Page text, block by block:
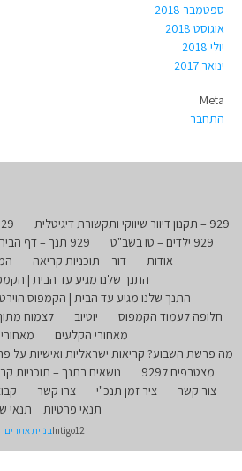
ספטמבר 2018
אוגוסט 2018
יולי 2018
ינואר 2017
Meta
התחבר
929 – תקנון דיוור שיווקי ותקשורת דיגיטלית 929
929 ילדים – טו בשב"ט
929 תנך – דף הבית
אודות
דור – תוכניות קריאה
התנך שלנו מגיע עד הבית |
התנך שלנו מגיע עד הבית | הקמפוס
חלופה לעמוד הקמפוס
יוטיוב לצמוח
מאחורי הקלעים
מה פרשת השבוע? קריאות ישראליות ואישיות על
מצטרפים ל929
נושאים בתנך – תוכניות
צור קשר
ציר זמן תנכ"י צרו קשר
תנאי פרטיות
תנאי
Intigo12בניית אתרים